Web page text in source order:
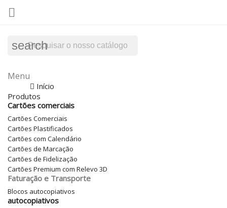

search
Menu
Início
Produtos
Cartões comerciais
Cartões Comerciais
Cartões Plastificados
Cartões com Calendário
Cartões de Marcação
Cartões de Fidelização
Cartões Premium com Relevo 3D
Faturação e Transporte
Blocos autocopiativos
autocopiativos